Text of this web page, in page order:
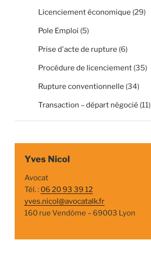
Licenciement économique (29)
Pole Emploi (5)
Prise d'acte de rupture (6)
Procédure de licenciement (35)
Rupture conventionnelle (34)
Transaction – départ négocié (11)
Yves Nicol
Avocat
Tél. : 06 20 93 39 12
yves.nicol@avocatalk.fr
160 rue Vendôme – 69003 Lyon